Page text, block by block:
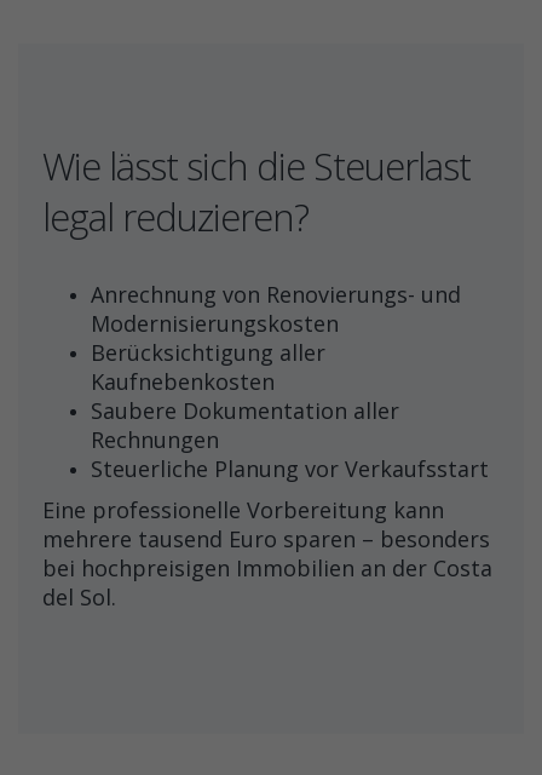
Wie lässt sich die Steuerlast
legal reduzieren?
Anrechnung von Renovierungs- und
Modernisierungskosten
Berücksichtigung aller
Kaufnebenkosten
Saubere Dokumentation aller
Rechnungen
Steuerliche Planung vor Verkaufsstart
Eine professionelle Vorbereitung kann
mehrere tausend Euro sparen – besonders
bei hochpreisigen Immobilien an der Costa
del Sol.